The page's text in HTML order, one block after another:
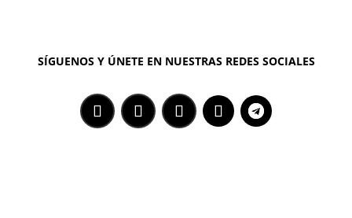
SÍGUENOS Y ÚNETE EN NUESTRAS REDES SOCIALES